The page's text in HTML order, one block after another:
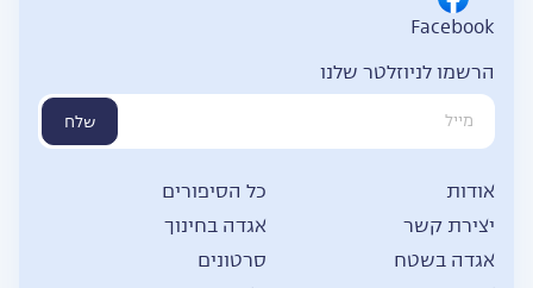
Facebook
הרשמו לניוזלטר שלנו
שלח
אודות
כל הסיפורים
יצירת קשר
אגדה בחינוך
אגדה בשטח
סרטונים